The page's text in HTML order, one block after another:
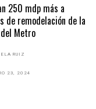
250 mdp más a
de remodelación de la
Metro
RUIZ
23, 2024